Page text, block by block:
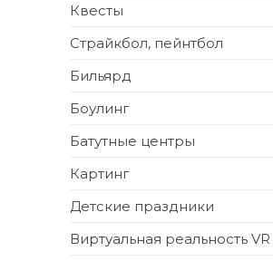
Квесты
Страйкбол, пейнтбол
Бильярд
Боулинг
Батутные центры
Картинг
Детские праздники
Виртуальная реальность VR